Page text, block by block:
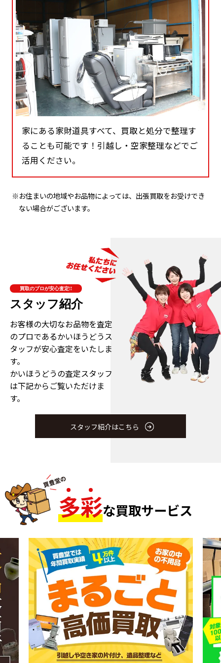
家にある家財道具すべて、買取と処分で整理す
ることも可能です！引越し・空家整理などでご
活用ください。
※お住まいの地域やお品物によっては、出張買取をお受けでき
ない場合がございます。
買取のプロが安心査定!!
スタッフ紹介
お客様の大切なお品物を査定
のプロであるかいほうどうス
タッフが安心査定をいたしま
す。
かいほうどうの査定スタッフ
は下記からご覧いただけま
す。
スタッフ紹介はこちら
多彩な買取サービス